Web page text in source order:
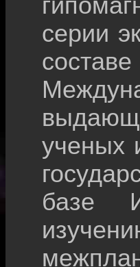
серии
ученых
базе